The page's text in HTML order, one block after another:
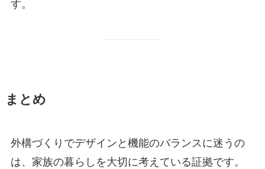
す。
まとめ
外構づくりでデザインと機能のバランスに迷うの
は、家族の暮らしを大切に考えている証拠です。